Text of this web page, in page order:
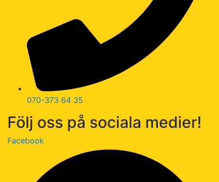
070-373 64 35
Följ oss på sociala medier!
Facebook